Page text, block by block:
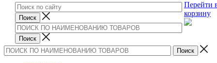
Перейти
корзину